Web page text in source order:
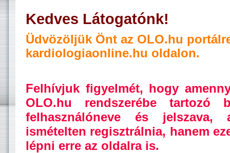
Kedves Látogatónk!
Üdvözöljük Önt az OLO.hu
kardiologiaonline.hu oldalon.
Felhívjuk figyelmét, hogy
OLO.hu rendszerébe tartozó
felhasználóneve és jelszava,
ismételten regisztrálnia, hanem
lépni erre az oldalra is.